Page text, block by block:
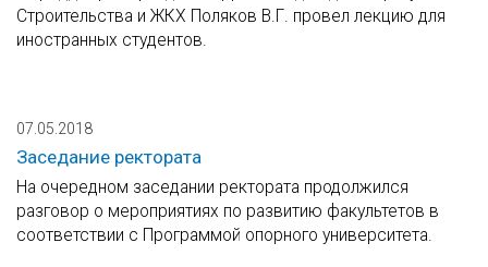
Строительства и ЖКХ Поляков В.Г. провел лекцию для
иностранных студентов.
07.05.2018
Заседание ректората
На очередном заседании ректората продолжился
разговор о мероприятиях по развитию факультетов в
соответствии с Программой опорного университета.